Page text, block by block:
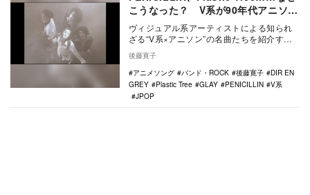
こうなった？ V系が90年代アニソン
シーンに与えた衝撃
ヴィジュアル系アーティストによる知られ
ざる“V系×アニソン”の名曲たちを紹介す
る。
後藤寛子
アニメソング
バンド・ROCK 後藤寛子
DIR EN
GREY
Plastic Tree GLAY PENICILLIN
V系
JPOP